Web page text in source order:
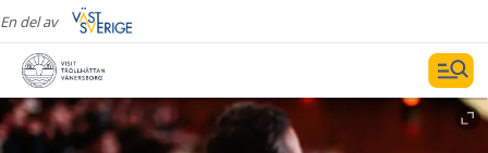
En del av